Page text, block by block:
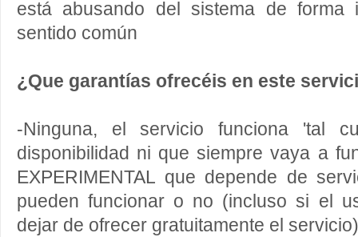
está abusando del sistema de forma
sentido común
¿Que garantías ofrecéis en este
-Ninguna, el servicio funciona 'tal
disponibilidad ni que siempre vaya a
EXPERIMENTAL que depende de
pueden funcionar o no (incluso si el
dejar de ofrecer gratuitamente el servicio)